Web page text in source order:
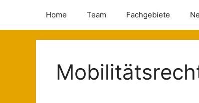
Home Team Fachgebiete